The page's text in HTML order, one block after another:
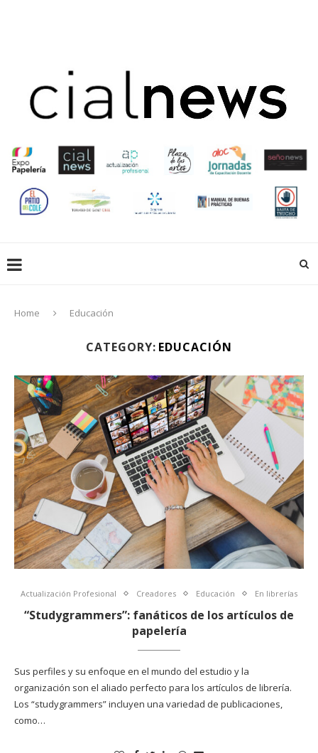
Home Educación
CATEGORY: EDUCACIÓN
Actualización Profesional Creadores Educación En librerías
“Studygrammers”: fanáticos de los artículos de
papelería
Sus perfiles y su enfoque en el mundo del estudio y la
organización son el aliado perfecto para los artículos de librería.
Los “studygrammers” incluyen una variedad de publicaciones,
como…